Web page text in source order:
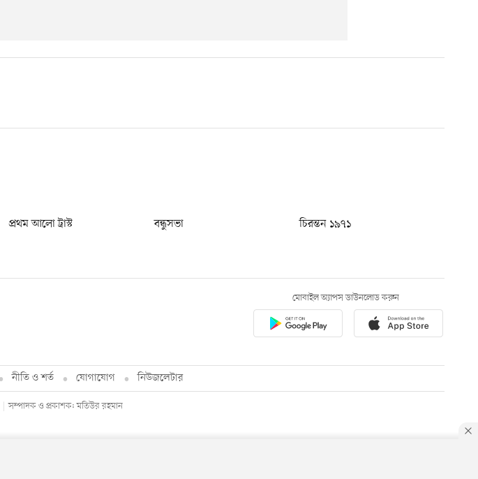
প্রথম আলো ট্রাস্ট বন্ধুসভা
চিরন্তন ১৯৭১
মোবাইল অ্যাপস ডাউনলোড করুন
নীতি ও শর্ত যোগাযোগ নিউজলেটার
সম্পাদক ও প্রকাশক: মতিউর রহমান